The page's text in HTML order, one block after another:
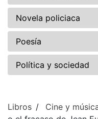
Novela policiaca
Poesía
Política y sociedad
Libros Cine y